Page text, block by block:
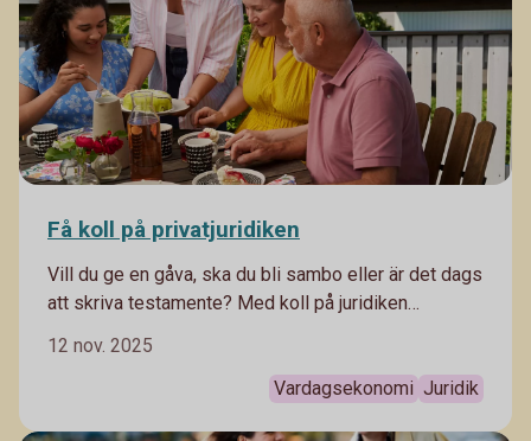
Få koll på privatjuridiken
Vill du ge en gåva, ska du bli sambo eller är det dags
att skriva testamente? Med koll på juridiken
privatjuridiska områdena som är viktiga att känna till.
12 nov. 2025
Vardagsekonomi Juridik